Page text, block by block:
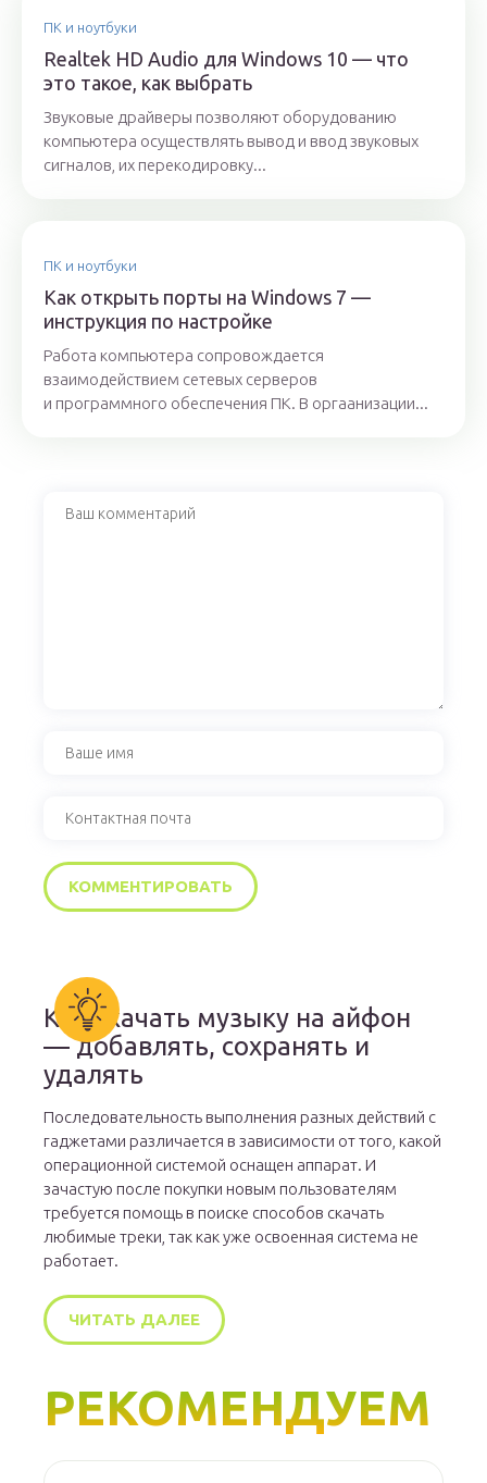
ПК и ноутбуки
Realtek HD Audio для Windows 10 — что
это такое, как выбрать
Звуковые драйверы позволяют оборудованию
компьютера осуществлять вывод и ввод звуковых
сигналов, их перекодировку...
ПК и ноутбуки
Как открыть порты на Windows 7 —
инструкция по настройке
Работа компьютера сопровождается
взаимодействием сетевых серверов
и программного обеспечения ПК. В оргаанизации...
Как скачать музыку на айфон
— добавлять, сохранять и
удалять
Последовательность выполнения разных действий с
гаджетами различается в зависимости от того, какой
операционной системой оснащен аппарат. И
зачастую после покупки новым пользователям
требуется помощь в поиске способов скачать
любимые треки, так как уже освоенная система не
работает.
ЧИТАТЬ ДАЛЕЕ
РЕКОМЕНДУЕМ